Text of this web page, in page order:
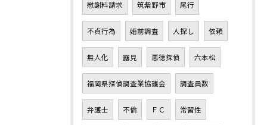
慰謝料請求 筑紫野市 尾行
不貞行為 婚前調査 人探し 依頼
無人化 露見 悪徳探偵 六本松
福岡県探偵調査業協議会 調査員数
弁護士 不倫 ＦＣ 常習性